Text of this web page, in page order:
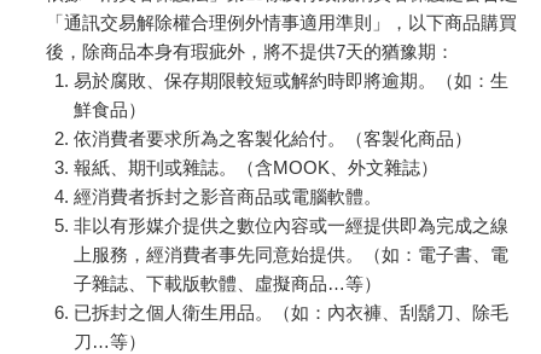
「通訊交易解除權合理例外情事適用準則」，以下商品購買
後，除商品本身有瑕疵外，將不提供7天的猶豫期：
易於腐敗、保存期限較短或解約時即將逾期。（如：生
鮮食品）
依消費者要求所為之客製化給付。（客製化商品）
報紙、期刊或雜誌。（含MOOK、外文雜誌）
經消費者拆封之影音商品或電腦軟體。
非以有形媒介提供之數位內容或一經提供即為完成之線
上服務，經消費者事先同意始提供。（如：電子書、電
子雜誌、下載版軟體、虛擬商品…等）
已拆封之個人衛生用品。（如：內衣褲、刮鬍刀、除毛
刀…等）